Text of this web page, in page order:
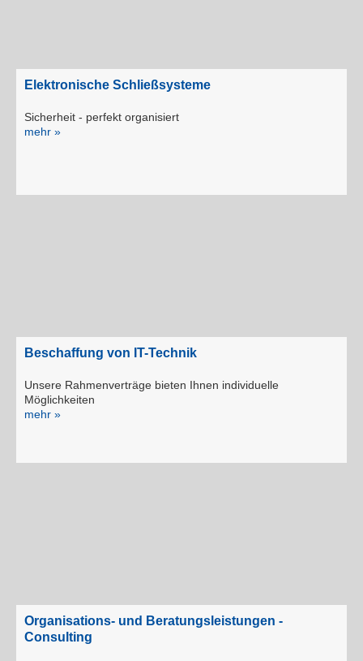
Elektronische Schließsysteme
Sicherheit - perfekt organisiert
mehr »
Beschaffung von IT-Technik
Unsere Rahmenverträge bieten Ihnen individuelle
Möglichkeiten
mehr »
Organisations- und Beratungsleistungen -
Consulting